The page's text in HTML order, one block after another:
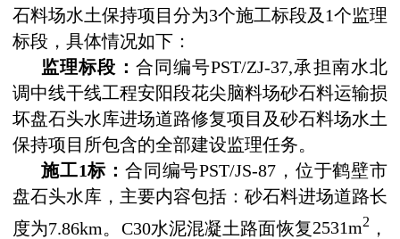
石料场水土保持项目分为3个施工标段及 1个监理
标段，具体情况如下：
监理标段： 合同编号PST/ZJ-37,承担南水北
调中线干线工程安阳段花尖脑料场砂石料运输损
坏盘石头水库进场道路修复项目及砂石料场水土
保持项目所包含的全部建设监理任务。
施工1标：合同编号PST/JS-87 ，位于鹤壁市
盘石头水库，主要内容包括：砂石料进场道路长
度为7.86km。 C30水泥混凝土路面恢复2531m2，